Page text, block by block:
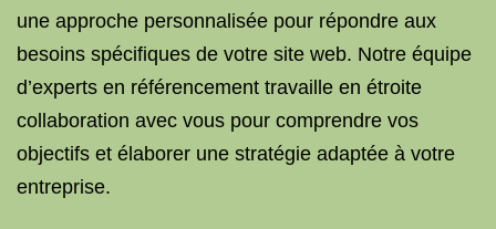
une approche personnalisée pour répondre aux
besoins spécifiques de votre site web. Notre équipe
d’experts en référencement travaille en étroite
collaboration avec vous pour comprendre vos
objectifs et élaborer une stratégie adaptée à votre
entreprise.